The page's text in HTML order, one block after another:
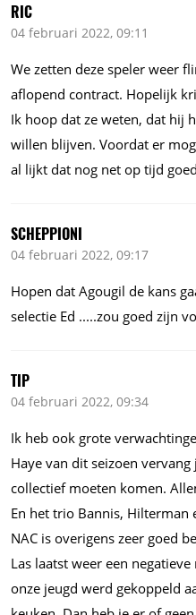
RIC
04 februari 2022, 09:11
We zetten deze speler weer
aflopend contract. Hopelijk
Ik hoop dat ze weten, dat hij
willen blijven. Voordat er
al lijkt dat nog net op tijd
SCHEPPIONI
04 februari 2022, 09:17
Hopen dat Agougil de kans
selectie Ed .....zou goed zijn
TIP
04 februari 2022, 09:34
Ik heb ook grote
Haye van dit seizoen
collectief moeten komen.
En het trio Bannis, Hilterman
NAC is overigens zeer goed
Las laatst weer een
onze jeugd werd gekoppeld